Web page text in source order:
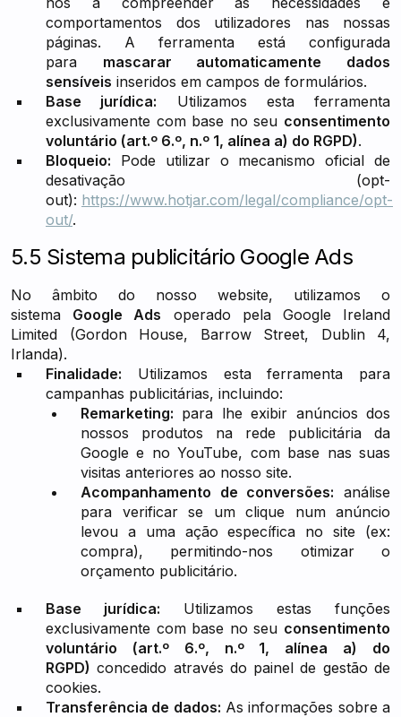
comportamentos dos utilizadores nas nossas
páginas. A ferramenta está configurada
para mascarar automaticamente dados
sensíveis inseridos em campos de formulários.
Base jurídica: Utilizamos esta ferramenta
exclusivamente com base no seu consentimento
voluntário (art.º 6.º, n.º 1, alínea a) do RGPD).
Bloqueio: Pode utilizar o mecanismo oficial de
desativação (opt-
out): https://www.hotjar.com/legal/compliance/opt-
out/.
5.5 Sistema publicitário Google Ads
No âmbito do nosso website, utilizamos o
sistema Google Ads operado pela Google Ireland
Limited (Gordon House, Barrow Street, Dublin 4,
Irlanda).
Finalidade: Utilizamos esta ferramenta para
campanhas publicitárias, incluindo:
Remarketing: para lhe exibir anúncios dos
nossos produtos na rede publicitária da
Google e no YouTube, com base nas suas
visitas anteriores ao nosso site.
Acompanhamento de conversões: análise
para verificar se um clique num anúncio
levou a uma ação específica no site (ex:
compra), permitindo-nos otimizar o
orçamento publicitário.
Base jurídica: Utilizamos estas funções
exclusivamente com base no seu consentimento
voluntário (art.º 6.º, n.º 1, alínea a) do
RGPD) concedido através do painel de gestão de
cookies.
Transferência de dados: As informações sobre a